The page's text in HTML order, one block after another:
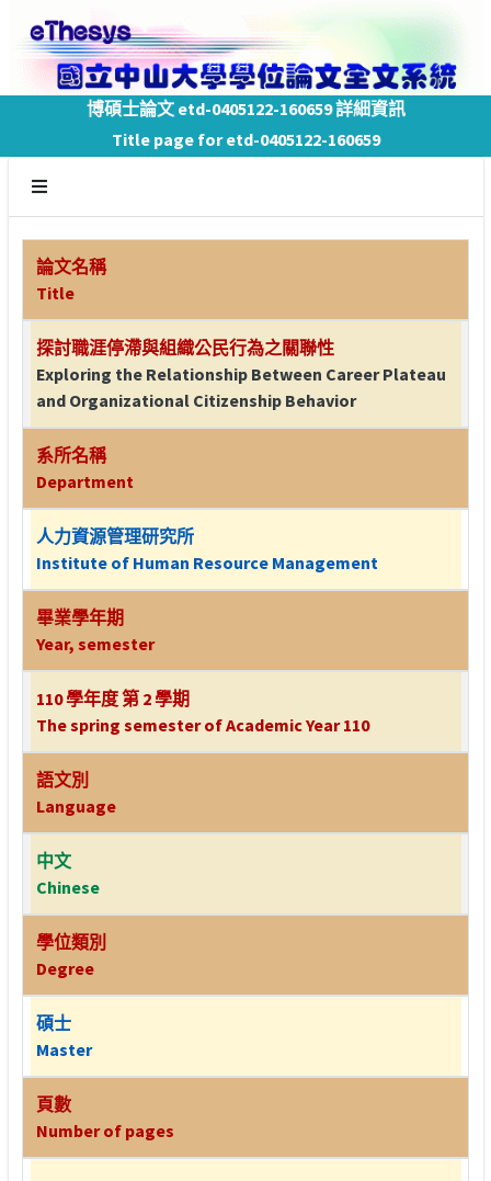
博碩士論文 etd-0405122-160659 詳細資訊
Title page for etd-0405122-160659
論文名稱
Title
探討職涯停滯與組織公民行為之關聯性
Exploring the Relationship Between Career Plateau
and Organizational Citizenship Behavior
系所名稱
Department
人力資源管理研究所
Institute of Human Resource Management
畢業學年期
Year, semester
110 學年度 第 2 學期
The spring semester of Academic Year 110
語文別
Language
中文
Chinese
學位類別
Degree
碩士
Master
頁數
Number of pages